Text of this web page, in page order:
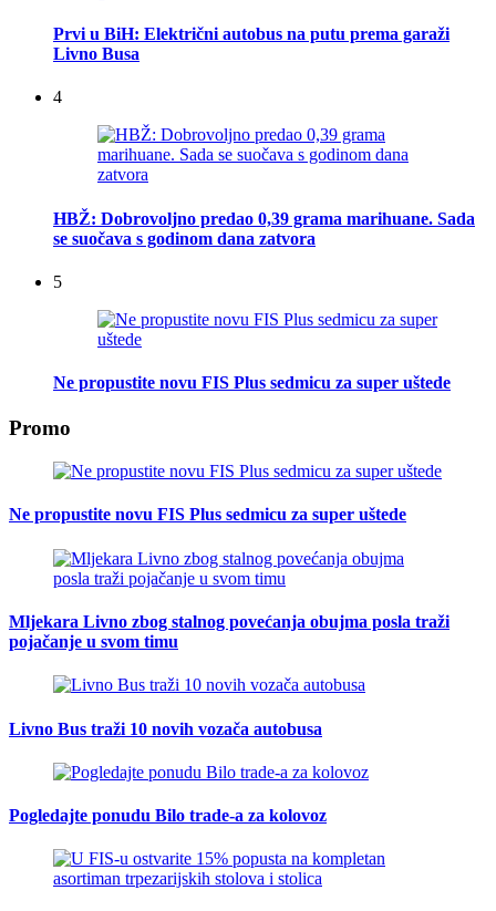
Prvi u BiH: Električni autobus na putu prema garaži
Livno Busa
4
HBŽ: Dobrovoljno predao 0,39 grama marihuane. Sada
se suočava s godinom dana zatvora
5
Ne propustite novu FIS Plus sedmicu za super uštede
Promo
Ne propustite novu FIS Plus sedmicu za super uštede
Mljekara Livno zbog stalnog povećanja obujma posla traži
pojačanje u svom timu
Livno Bus traži 10 novih vozača autobusa
Pogledajte ponudu Bilo trade-a za kolovoz